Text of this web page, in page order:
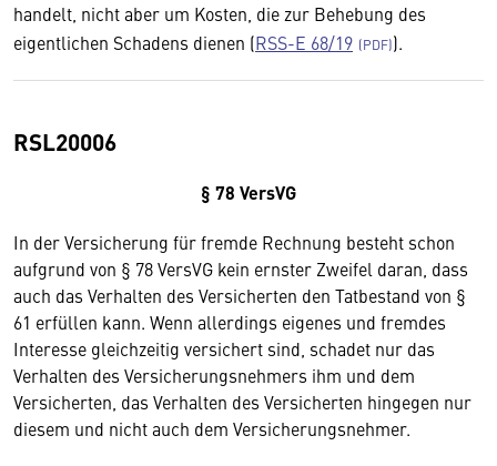
handelt, nicht aber um Kosten, die zur Behebung des
eigentlichen Schadens dienen (RSS-E 68/19 ).
RSL20006
§ 78 VersVG
In der Versicherung für fremde Rechnung besteht schon
aufgrund von § 78 VersVG kein ernster Zweifel daran, dass
auch das Verhalten des Versicherten den Tatbestand von §
61 erfüllen kann. Wenn allerdings eigenes und fremdes
Interesse gleichzeitig versichert sind, schadet nur das
Verhalten des Versicherungsnehmers ihm und dem
Versicherten, das Verhalten des Versicherten hingegen nur
diesem und nicht auch dem Versicherungsnehmer.